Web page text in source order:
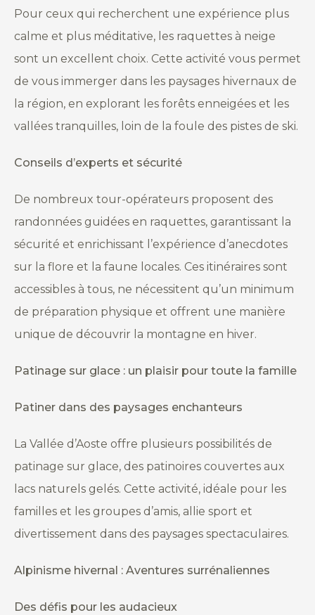
Pour ceux qui recherchent une expérience plus
calme et plus méditative, les raquettes à neige
sont un excellent choix. Cette activité vous permet
de vous immerger dans les paysages hivernaux de
la région, en explorant les forêts enneigées et les
vallées tranquilles, loin de la foule des pistes de ski.
Conseils d’experts et sécurité
De nombreux tour-opérateurs proposent des
randonnées guidées en raquettes, garantissant la
sécurité et enrichissant l’expérience d’anecdotes
sur la flore et la faune locales. Ces itinéraires sont
accessibles à tous, ne nécessitent qu’un minimum
de préparation physique et offrent une manière
unique de découvrir la montagne en hiver.
Patinage sur glace : un plaisir pour toute la famille
Patiner dans des paysages enchanteurs
La Vallée d’Aoste offre plusieurs possibilités de
patinage sur glace, des patinoires couvertes aux
lacs naturels gelés. Cette activité, idéale pour les
familles et les groupes d’amis, allie sport et
divertissement dans des paysages spectaculaires.
Alpinisme hivernal : Aventures surrénaliennes
Des défis pour les audacieux